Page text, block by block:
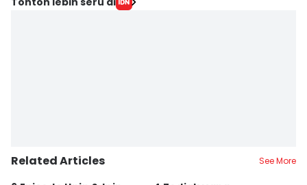
Related Articles See More